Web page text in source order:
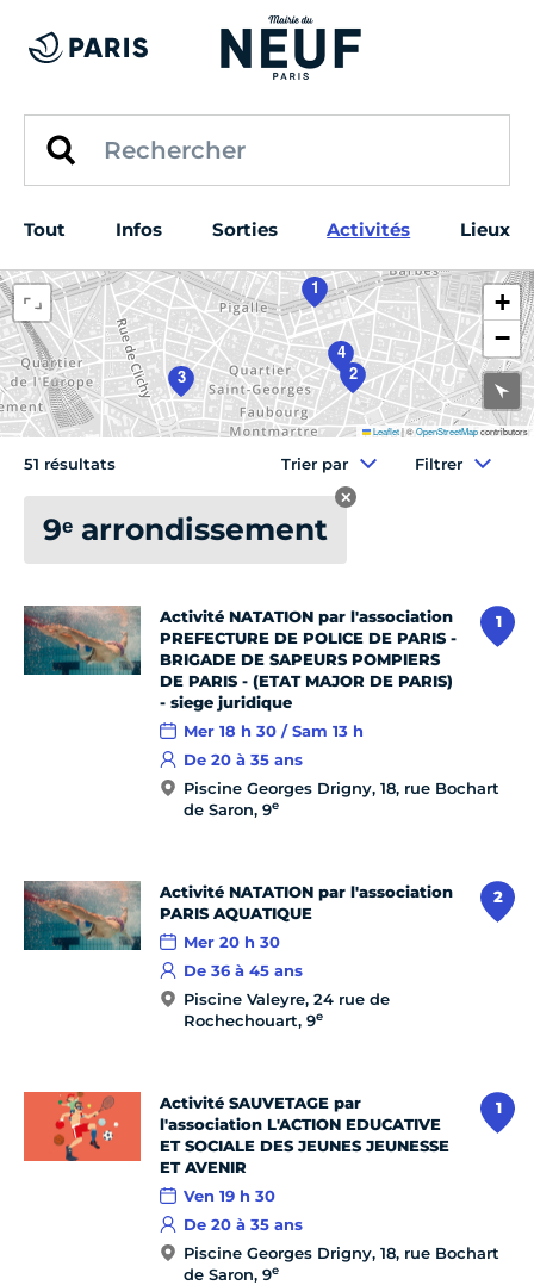
Tout Infos Sorties Activités Lieux
1
2
3
4
+
−
Leaflet|©OpenStreetMapcontributors
51 résultats Trier par Filtrer
9ᵉ arrondissement
✕
1
Activité NATATION par l'association
PREFECTURE DE POLICE DE PARIS -
BRIGADE DE SAPEURS POMPIERS
DE PARIS - (ETAT MAJOR DE PARIS)
- siege juridique
Mer 18 h 30 / Sam 13 h
De 20 à 35 ans
Piscine Georges Drigny, 18, rue Bochart
de Saron, 9e
2
Activité NATATION par l'association
PARIS AQUATIQUE
Mer 20 h 30
De 36 à 45 ans
Piscine Valeyre, 24 rue de
Rochechouart, 9e
1
Activité SAUVETAGE par
l'association L'ACTION EDUCATIVE
ET SOCIALE DES JEUNES JEUNESSE
ET AVENIR
Ven 19 h 30
De 20 à 35 ans
Piscine Georges Drigny, 18, rue Bochart
de Saron, 9e